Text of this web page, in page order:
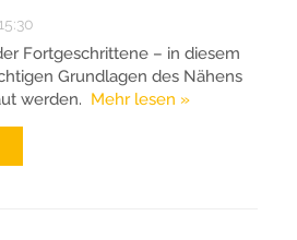
Fortgeschrittene – in diesem
Grundlagen des Nähens
werden. Mehr lesen »